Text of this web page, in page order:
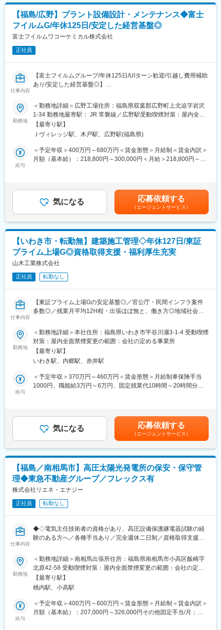
◇永年勤続表彰・リフレッシュ休暇(5日)
変更の範囲：会社の定める業務
工管理
・設備のトラブル・問い合わせ対応
・設備改造の計画設計
・設備全体の運転調整、技術指導員（OJT教育指導を受け実務経
験を積んでいただいた後）
・上記作業に関連する出張（出張期間はPJや会社状況による）
■働き方：
・年休123日の完全週休2日制です。
・残業は10~30時間程度
■企業の特徴・魅力
水に対する需要は、2050年に人口増加と共に現在の約2.6倍にな
ると言われており、水インフラ事業は、世界的な規模で大きなビ
ジネスチャンスとして注目されています。
関連を幅広く手がける大手水処理装置メーカーであり顧客の要望
に合わせて自社のサービスを提供している事が強みです。
同社はその中でも、半導体の世界最大手のメーカーの水処理事業
を一手に引き受けられている兼ね合いもあり、近年は半導体向け
の超純水製造装置で高い需要を獲得し業績が伸長しており、2026
年3月期の連結純利益は前期比17%増の128.8億円です。
変更の範囲：会社の定める業務
【福島/広野】プラント設備設計・メンテナンス◆富士
フイルムG/年休125日/安定した経営基盤◎
富士フイルムワコーケミカル株式会社
正社員
仕事内容
【富士フイルムグループ/年休125日/UIターン歓迎/引越し費用補助
あり/安定した経営基盤◎】
手に担う弊社の設備課にて、医薬品原薬を製造する当社設備の設
備設計～施工管理業務をお任せします。
※専門を活かしながら、様々な工種で設計等多方面に挑戦して頂け
ます。
■業務詳細：
・配管・機器・装置の組合せ、機器配置、電気制御、自動制御な
ンス)等
◎入社後は先輩社員がOJTで教育します。
◎業務の都合によっては休日出勤あり、振替休日は法定通り取得
■組織構成：管理部設備課 広野工場 設備課 11名在籍
◎中途採用入社者が複数おり、フラットなコミュニケーションで
す。
■働き方・福利厚生：
・月平均残業20時間、年間休日125日（土日祝休み）
・業務にに必要な資格取得の費用は会社負担いたします。また、
社員食堂もありご利用可能です（食事代は1か月分まとめて給与天
引き）。
・UIターン等で転居を伴う場合、条件を満たせば入社時の引越し
・各工場には最新の設備を配備しております。
・製造工程の多くが自動化されているため、効率良く作業を行う
ことができます。また、工場内は冷暖房やスポットクーラーを導
入しているので、年間を通して快適な環境で働くことができま
■当社について：
◎医薬品や半導体材料等の製造受諾への増加などの追い風もあ
り、2022年4月に4つの新工場を稼働開始しており事業拡大中で
す。
変更の範囲：当社業務全般
勤務地
＜勤務地詳細＞広野工場住所：福島県双葉郡広野町上北迫字岩沢
1-34 勤務地最寄駅： JR 常磐線／広野駅受動喫煙対策：屋内全面
禁煙変更の範囲：本社および全国の支社、営業所
【最寄り駅】
Ｊヴィレッジ駅、木戸駅、広野駅(福島県)
給与
＜予定年収＞400万円～680万円＜賃金形態＞月給制＜賃金内訳＞
月額（基本給）：218,800円～300,000円＜月給＞218,800円～
＋賞与＋世帯手当＋扶養手当)717万円/40歳(月給35万4千円＋賞与
＋手当＋扶養手当)賃金はあくまでも目安の金額であり、選考を通
じて上下する可能性があります。月給(月額)は固定手当を含めた表
記です。
気になる 応募依頼する
（エージェントサービス）
【いわき市・転勤無】建築施工管理◇年休127日/東証
プライム上場G◎資格取得支援・福利厚生充実
山木工業株式会社
正社員 転勤なし
仕事内容
【東証プライム上場Gの安定基盤◎／官公庁・民間インフラ案件
多数◎／残業月平均12H程・出張ほぼ無と、働き方◎地域社会の
実績も多数◎／資格取得支援・福利厚生充実◎】
■職務概要：当社はいわき市を中心に官公庁や民間企業から受注し
た建築工事の施工管理業務を担当します。現場での品質・工程・
安全・原価管理を通じて、プロジェクトを円滑に進行させ、計画
通りに完成させることが主な役割です。資格取得支援やフォロー
体制が整っており、経験の浅い方も着実にスキルアップできる環
・建築工事現場の工程・品質・安全・原価各管理
・施工計画作成や進捗管理、協力業者との打合せ・調整、資材調
・工事竣工後の検査や引渡し業務
■対応案件：公共施設、民間ビル、住宅等、地域社会に貢献する多
様な建築工事
■組織構成：建築施工管理は9名（男性8名、女性1名）が対応して
います。
■業務の魅力：表彰実績が多く、安定した受注基盤。資格手当や退
です。
■教育体制：資格取得支援や先輩社員によるサポートなどがござい
ます。
■就業環境：年間休日127日、土日祝休み。残業は月平均12時間程
度、ワークライフバランスも取りやすいです◎
勤務地
＜勤務地詳細＞本社住所：福島県いわき市平谷川瀬3-1-4 受動喫煙
対策：屋内全面禁煙変更の範囲：会社の定める事業所
【最寄り駅】
いわき駅、内郷駅、赤井駅
給与
＜予定年収＞370万円～460万円＜賃金形態＞月給制車保険手当
1000円、職能給3万円～6万円、固定残業代10時間～20時間分：1
＞※固定残業時間を超える労働を行った場合は手当を追加支給賞与
あり（前年度実績 あり） 年3 回（前年度実績）賞与金額 ～
600,000 円（前年度実績）賃金はあくまでも目安の金額であり、
選考を通じて上下する可能性があります。月給(月額)は固定手当を
含めた表記です。
気になる 応募依頼する
（エージェントサービス）
【福島／南相馬市】高圧太陽光発電所の保安・保守管
理◆東急不動産グループ／フレックス有
株式会社リエネ・エナジー
正社員 転勤なし
仕事内容
◆◇電気主任技術者の資格があり、高圧設備保護継電器試験の経
験のある方へ／各種手当あり／完全週休二日制／資格取得支援制
■業務内容：
高圧太陽光発電所の保安業務従事者として、保安・保守管理（O
＆M）業務をご担当いただきます。
当社では理論から実務まで教育（特高の年次点検も含む）いたし
ます。
真の現場実務を身につけたい方をお待ちしています。
勤務地
＜勤務地詳細＞南相馬出張所住所：福島県南相馬市小高区飯崎字
北原42-58 受動喫煙対策：屋内全面禁煙変更の範囲：会社の定め
る事業所
【最寄り駅】
桃内駅、小高駅
給与
＜予定年収＞400万円～600万円＜賃金形態＞月給制＜賃金内訳＞
月額（基本給）：207,000円～326,000円その他固定手当/月：